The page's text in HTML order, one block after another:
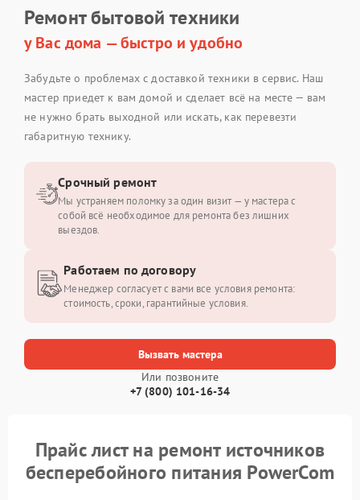
Ремонт бытовой техники
у Вас дома — быстро и удобно
Забудьте о проблемах с доставкой техники в сервис. Наш
мастер приедет к вам домой и сделает всё на месте — вам
не нужно брать выходной или искать, как перевезти
габаритную технику.
Вызвать мастера
Или позвоните
+7 (800) 101-16-34
Срочный ремонт
Мы устраняем поломку за один визит — у мастера с
собой всё необходимое для ремонта без лишних
выездов.
Работаем по договору
Менеджер согласует с вами все условия ремонта:
стоимость, сроки, гарантийные условия.
Прайс лист на ремонт источников
бесперебойного питания PowerCom